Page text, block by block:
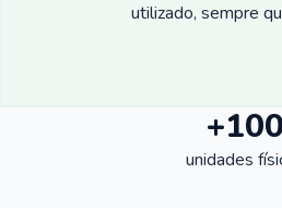
utilizado, sempre
+100
unidades